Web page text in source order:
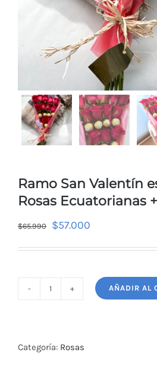
Ramo San Valentín
Rosas Ecuatorianas
$65.990 $57.000
escalera
AÑADIR AL
Categoría: Rosas